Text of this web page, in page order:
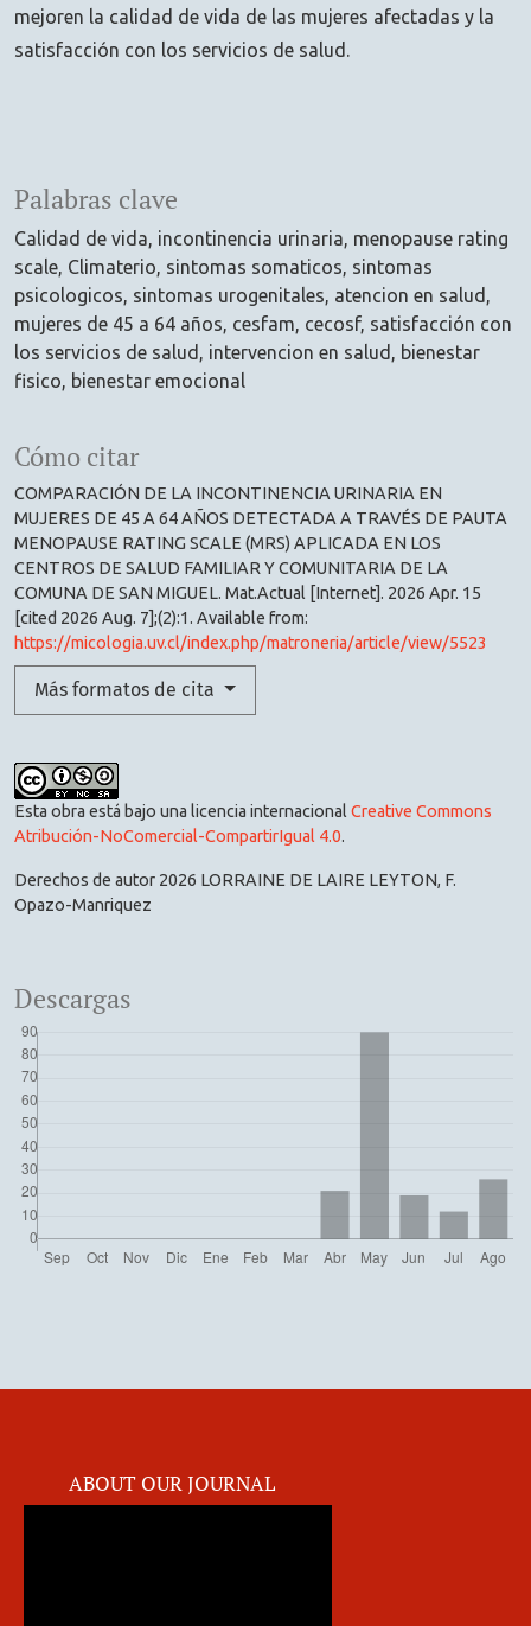
Palabras clave
Calidad de vida incontinencia urinaria menopause rating
scale Climaterio sintomas somaticos sintomas
psicologicos sintomas urogenitales atencion en salud
mujeres de 45 a 64 años cesfam cecosf satisfacción con
los servicios de salud
intervencion en salud
bienestar
fisico
bienestar emocional
Cómo citar
COMPARACIÓN DE LA INCONTINENCIA URINARIA EN
MUJERES DE 45 A 64 AÑOS DETECTADA A TRAVÉS DE PAUTA
MENOPAUSE RATING SCALE (MRS) APLICADA EN LOS
CENTROS DE SALUD FAMILIAR Y COMUNITARIA DE LA
COMUNA DE SAN MIGUEL. Mat.Actual [Internet]. 2026 Apr. 15
[cited 2026 Aug. 7];(2):1. Available from:
https://micologia.uv.cl/index.php/matroneria/article/view/5523
Más formatos de cita
mejoren la calidad de vida de las mujeres afectadas y la
satisfacción con los servicios de salud.
Esta obra está bajo una licencia internacional Creative Commons
Atribución-NoComercial-CompartirIgual 4.0.
Derechos de autor 2026 LORRAINE DE LAIRE LEYTON, F.
Opazo-Manriquez
Descargas
ABOUT OUR JOURNAL